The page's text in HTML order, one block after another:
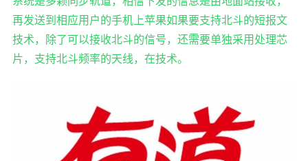
再发送到相应用户的手机上苹果如果要支持北斗的短报文
技术，除了可以接收北斗的信号，还需要单独采用处理芯
片，支持北斗频率的天线，在技术。